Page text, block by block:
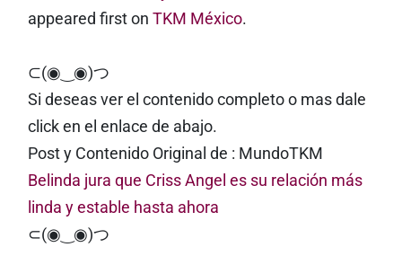
appeared first on TKM México.
⊂(◉‿◉)つ
Si deseas ver el contenido completo o mas dale
click en el enlace de abajo.
Post y Contenido Original de : MundoTKM
Belinda jura que Criss Angel es su relación más
linda y estable hasta ahora
⊂(◉‿◉)つ